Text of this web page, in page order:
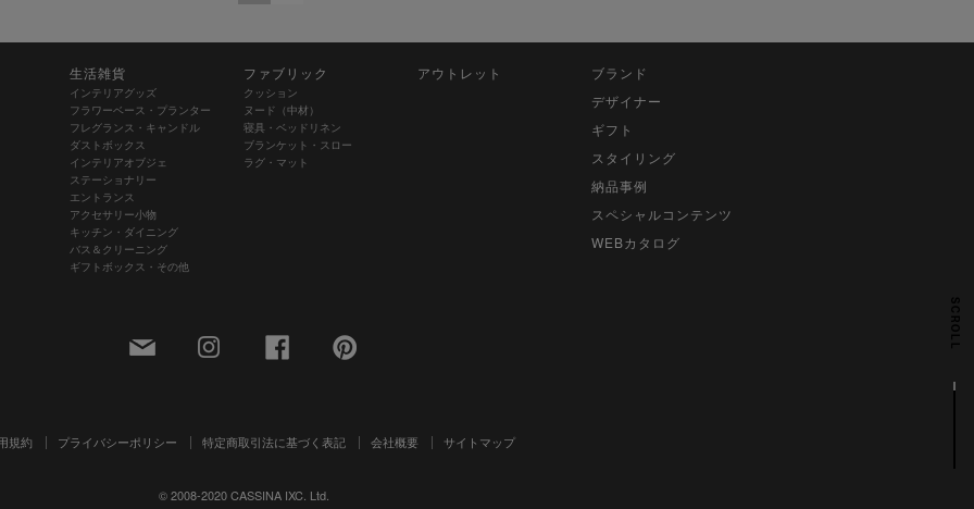
SCROLL
生活雑貨
インテリアグッズ
フラワーベース・プランター
フレグランス・キャンドル
ダストボックス
インテリアオブジェ
ステーショナリー
エントランス
アクセサリー小物
キッチン・ダイニング
バス＆クリーニング
ギフトボックス・その他
ファブリック
クッション
ヌード（中材）
寝具・ベッドリネン
ブランケット・スロー
ラグ・マット
アウトレット
ブランド
デザイナー
ギフト
スタイリング
納品事例
スペシャルコンテンツ
WEBカタログ
規約 プライバシーポリシー 特定商取引法に基づく表記 会社概要 サイトマップ
© 2008-2020 CASSINA IXC. Ltd.